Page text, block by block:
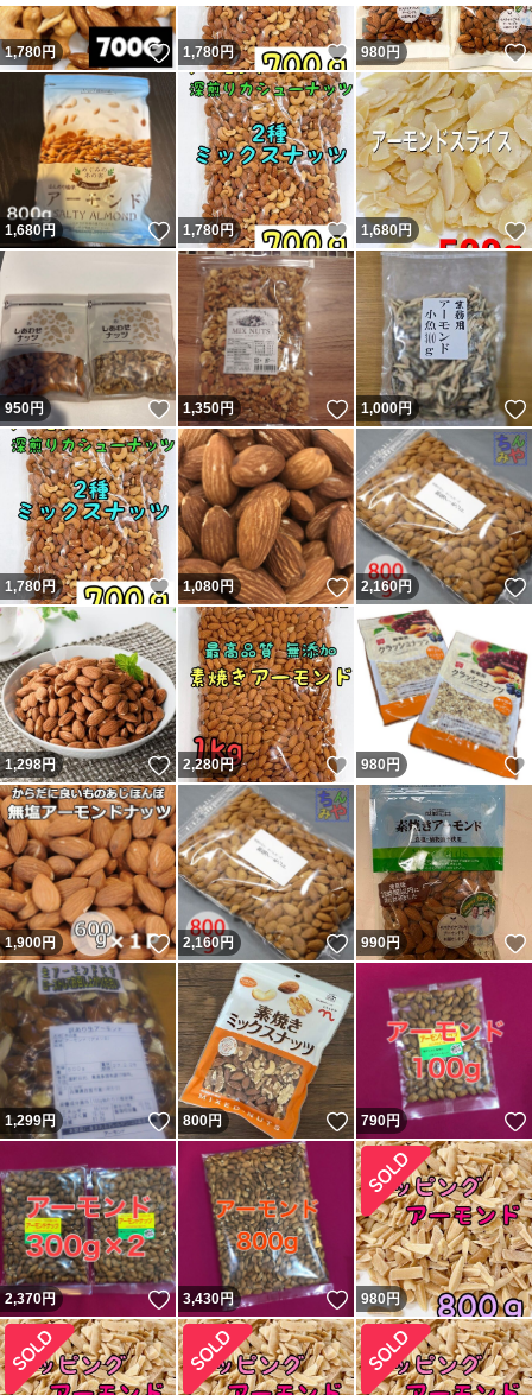
1,780円 いいね！
1,780円 いいね！
980 円
1,680円 いいね！
1,780円 いいね！
1,680円
950円 いいね！
1,350円 いいね！
1,000円
1,780円 いいね！
1,080円 いいね！
2,160円
1,298円 いいね！
2,280円 いいね！
980 円
1,900円 いいね！
2,160 円 いいね！
990円
1,299円 いいね！
800円 いいね！
790円
2,370円 いいね！
3,430円 いいね！
980円